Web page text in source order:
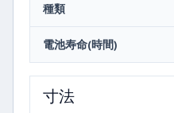
種類
電池寿命(時間)
寸法